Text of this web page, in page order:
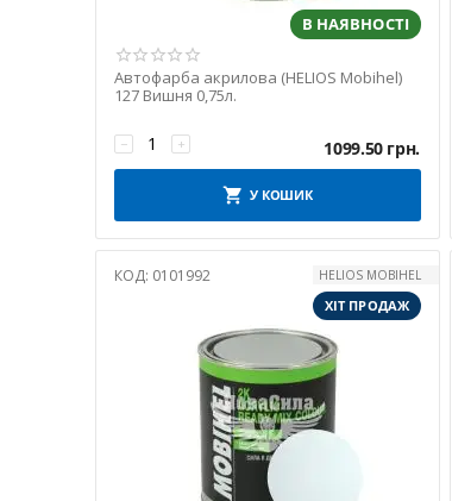
В НАЯВНОСТІ
Автофарба акрилова (HELIOS Mobihel)
127 Вишня 0,75л.
+
− 1099.50 грн.
У КОШИК
КОД: 0101992
HELIOS MOBIHEL
ХІТ ПРОДАЖ